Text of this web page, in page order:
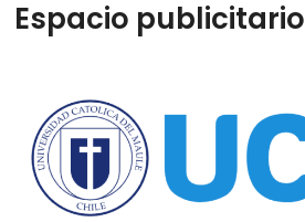
Espacio publicitario